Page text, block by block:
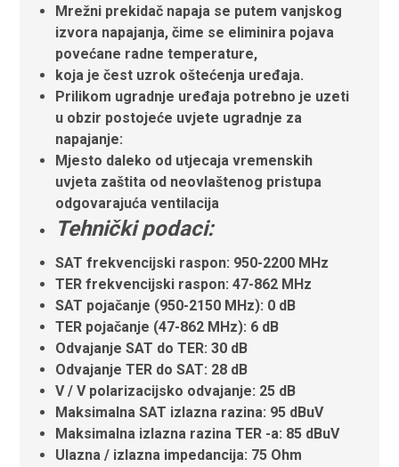
Mrežni prekidač napaja se putem vanjskog
izvora napajanja, čime se eliminira pojava
povećane radne temperature,
koja je čest uzrok oštećenja uređaja.
Prilikom ugradnje uređaja potrebno je uzeti
u obzir postojeće uvjete ugradnje za
napajanje:
Mjesto daleko od utjecaja vremenskih
uvjeta zaštita od neovlaštenog pristupa
odgovarajuća ventilacija
Tehnički podaci:
SAT frekvencijski raspon: 950-2200 MHz
TER frekvencijski raspon: 47-862 MHz
SAT pojačanje (950-2150 MHz): 0 dB
TER pojačanje (47-862 MHz): 6 dB
Odvajanje SAT do TER: 30 dB
Odvajanje TER do SAT: 28 dB
V / V polarizacijsko odvajanje: 25 dB
Maksimalna SAT izlazna razina: 95 dBuV
Maksimalna izlazna razina TER -a: 85 dBuV
Ulazna / izlazna impedancija: 75 Ohm